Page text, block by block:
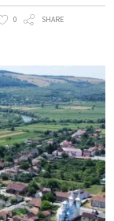
0 SHARE